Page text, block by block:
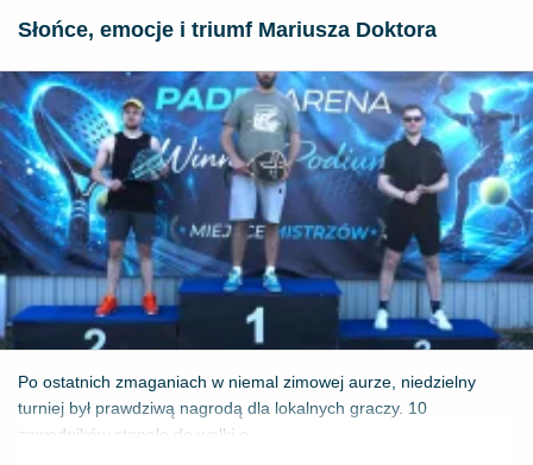
Słońce, emocje i triumf Mariusza Doktora
Po ostatnich zmaganiach w niemal zimowej aurze, niedzielny
turniej był prawdziwą nagrodą dla lokalnych graczy. 10
zawodników stanęło do walki o ...